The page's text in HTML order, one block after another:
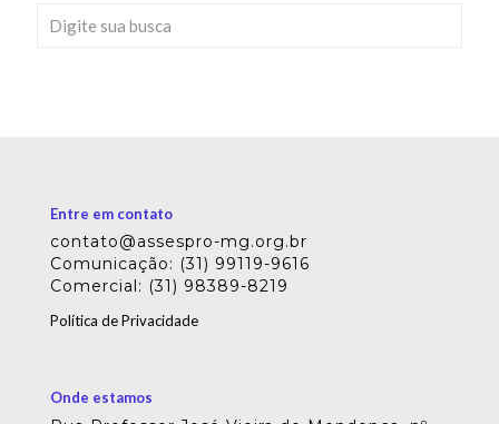
Entre em contato
contato@assespro-mg.org.br
Comunicação: (31) 99119-9616
Comercial: (31) 98389-8219
Política de Privacidade
Onde estamos